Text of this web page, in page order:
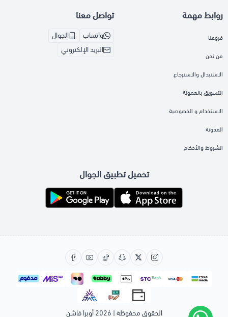
روابط مهمة
فروعنا
من نحن
الاستبدال والاسترجاع
التسويق بالعمولة
الاستخدام و الخصوصية
المدونة
الشروط والأحكام
تواصل معنا
واتساب
الجوال
البريد الإلكتروني
تحميل تطبيق الجوال
الحقوق محفوظة | 2026 أوبرا فاشن